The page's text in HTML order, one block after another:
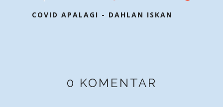
COVID APALAGI - DAHLAN ISKAN
0 KOMENTAR